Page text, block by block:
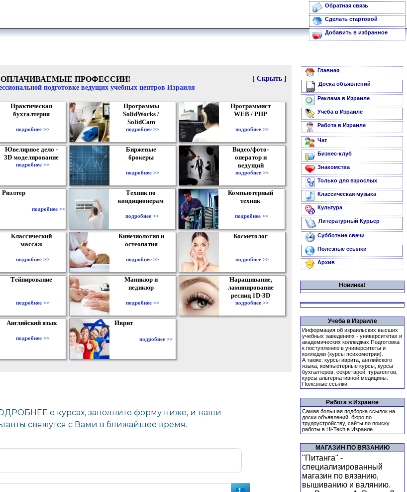
Обратная связь
Сделать стартовой
Добавить в избранное
[ Скрыть ]
ПРОФЕССИИ!
подготовке ведущих учебных центров Израиля
Практическая
бухгалтерия
подробнее >>
Программы
SolidWorks /
SolidCam
подробнее >>
Программист
WEB / PHP
подробнее >>
Ювелирное дело -
3D моделирование
подробнее >>
Биржевые
брокеры
подробнее >>
Видео/фото-
оператор и
ведущий
подробнее >>
Риэлтер
подробнее >>
Техник по
кондиционерам
подробнее >>
Компьютерный
техник
подробнее >>
Классический
массаж
подробнее >>
Кинезиология и
остеопатия
подробнее >>
Косметолог
подробнее >>
Тейпирование
подробнее >>
Маникюр и
педикюр
подробнее >>
Наращивание,
ламинирование
ресниц 1D-3D
подробнее >>
Английский язык
подробнее >>
Иврит
подробнее >>
Главная
Доска объявлений
Реклама в Израиле
Учеба в Израиле
Работа в Израиле
Чат
Бизнес-клуб
Знакомства
Только для взрослых
Классическая музыка
Культура
Литературный Курьер
Субботние свечи
Полезные ссылки
Архив
Новинка!
Учеба в Израиле
Информация об израильских высших
учебных заведениях - университетах и
академических колледжах.Подготовка
к поступлению в университеты и
колледжи (курсы психометрии).
А также: курсы иврита, английского
языка, компьютерные курсы, курсы
бухгалтеров, секретарей, турагентов,
курсы альтернативной медицины.
Полезные ссылки.
Работа в Израиле
Самая большая подборка ссылок на
доски объявлений, бюро по
трудоустройству, сайты по поиску
работы в Hi-Tech в Израиле.
МАГАЗИН ПО ВЯЗАНИЮ
"Питанга" -
специализированный
магазин по вязанию,
вышиванию и валянию.